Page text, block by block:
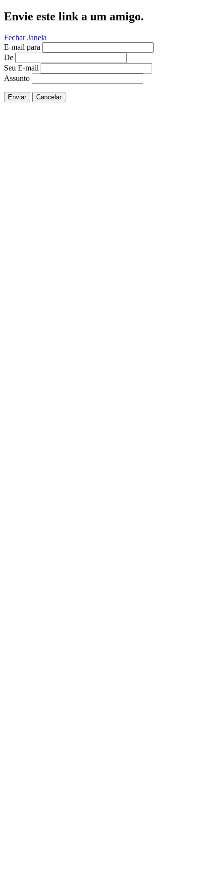
Envie este link a um amigo.
Fechar Janela
E-mail para
De
Seu E-mail
Assunto
Enviar Cancelar